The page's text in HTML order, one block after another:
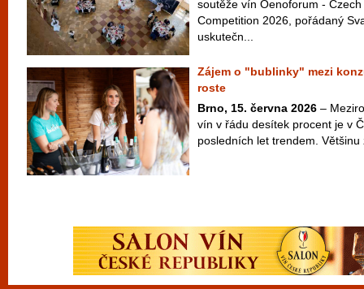
soutěže vín Oenoforum -
Competition 2026, pořádaný
uskutečn...
Zájem o "bublinky" mezi
roste
Brno, 15. června 2026 –
vín v řádu desítek procent je v
posledních let trendem. Většinu